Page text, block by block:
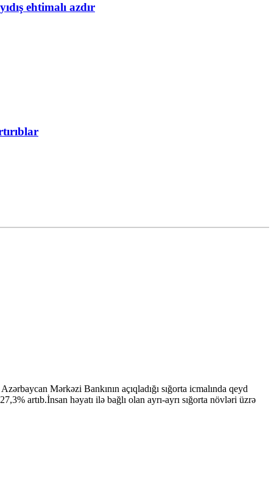
ehtimalı azdır
Mərkəzi Bankının açıqladığı sığorta icmalında qeyd
artıb.İnsan həyatı ilə bağlı olan ayrı-ayrı sığorta növləri üzrə